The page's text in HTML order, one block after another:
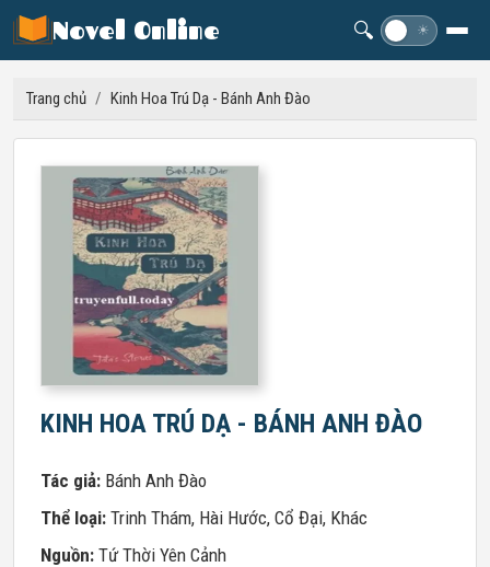
Novel Online 🔍 ☀
Trang chủ / Kinh Hoa Trú Dạ - Bánh Anh Đào
KINH HOA TRÚ DẠ - BÁNH ANH ĐÀO
Tác giả: Bánh Anh Đào
Thể loại: Trinh Thám, Hài Hước, Cổ Đại, Khác
Nguồn: Tứ Thời Yên Cảnh